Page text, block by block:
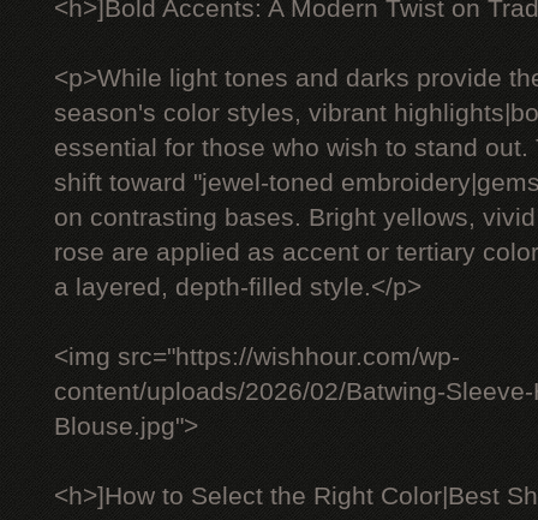
<h>]Bold Accents: A Modern Twist on
<p>While light tones and darks provide
season's color styles, vibrant
essential for those who wish to stand
shift toward "jewel-toned
on contrasting bases. Bright yellows,
rose are applied as accent or tertiary
a layered, depth-filled style.</p>
<img src="https://wishhour.com/wp-
content/uploads/2026/02/Batwing-
Blouse.jpg">
<h>]How to Select the Right Color|Best